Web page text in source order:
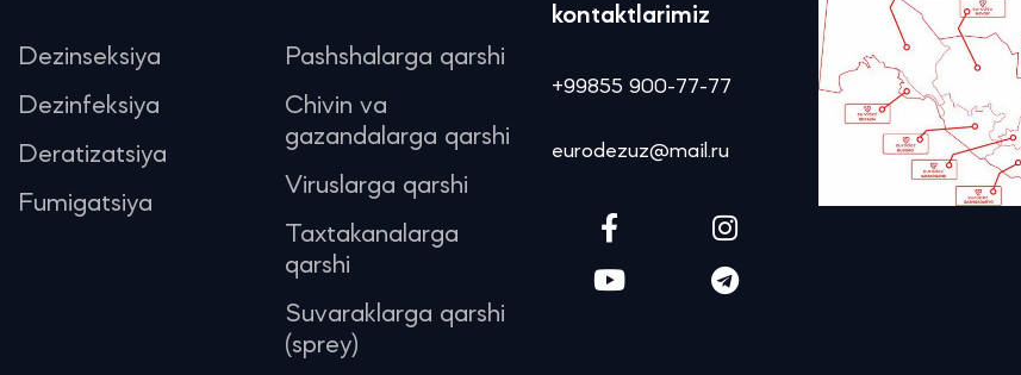
Dezinseksiya
Dezinfeksiya
Deratizatsiya
Fumigatsiya
Pashshalarga qarshi
Chivin va
gazandalarga qarshi
Viruslarga qarshi
Taxtakanalarga
qarshi
Suvaraklarga qarshi
(sprey)
kontaktlarimiz
+99855 900-77-77
eurodezuz@mail.ru